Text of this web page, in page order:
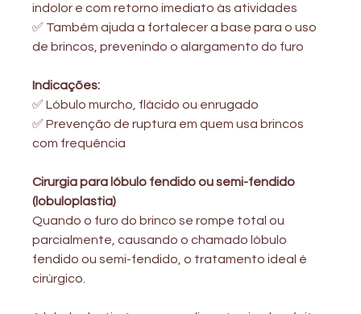
indolor e com retorno imediato às atividades
✅ Também ajuda a fortalecer a base para o uso
de brincos, prevenindo o alargamento do furo
Indicações:
✅ Lóbulo murcho, flácido ou enrugado
✅ Prevenção de ruptura em quem usa brincos
com frequência
Cirurgia para lóbulo fendido ou semi-fendido
(lobuloplastia)
Quando o furo do brinco se rompe total ou
parcialmente, causando o chamado lóbulo
fendido ou semi-fendido, o tratamento ideal é
cirúrgico.